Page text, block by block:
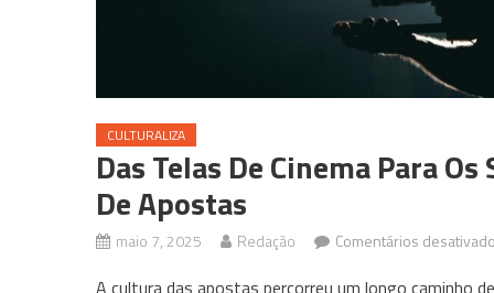
CULTURALIZA
Das Telas De Cinema Para
De Apostas
maio 7, 2025 Redação Comentários
A cultura das apostas percorreu um longo caminho